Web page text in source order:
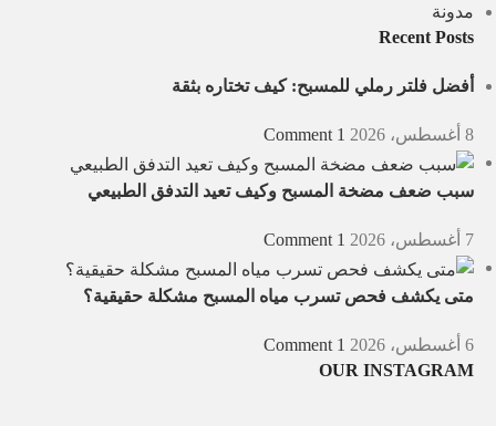
مدونة
Recent Posts
أفضل فلتر رملي للمسبح: كيف تختاره بثقة
8 أغسطس، 2026 1 Comment
سبب ضعف مضخة المسبح وكيف تعيد التدفق الطبيعي
7 أغسطس، 2026 1 Comment
متى يكشف فحص تسرب مياه المسبح مشكلة حقيقية؟
6 أغسطس، 2026
1 Comment
OUR INSTAGRAM